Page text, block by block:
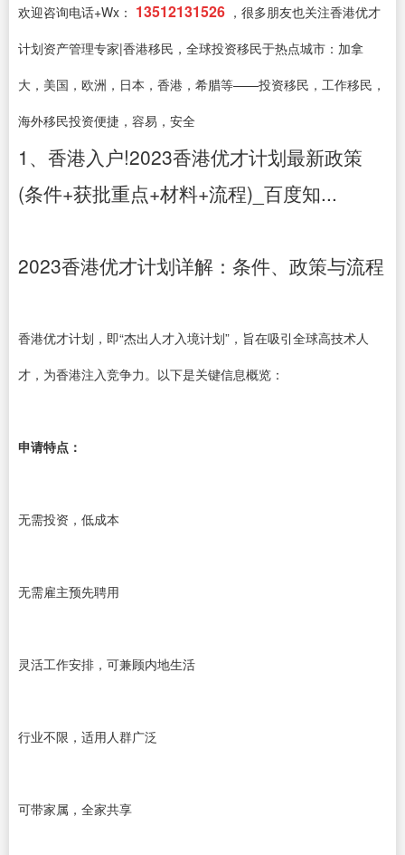
欢迎咨询电话+Wx： 13512131526 ，很多朋友也关注香港优才
计划资产管理专家|香港移民，全球投资移民于热点城市：加拿
大，美国，欧洲，日本，香港，希腊等——投资移民，工作移民，
海外移民投资便捷，容易，安全
1、香港入户!2023香港优才计划最新政策
(条件+获批重点+材料+流程)_百度知...
2023香港优才计划详解：条件、政策与流程
香港优才计划，即“杰出人才入境计划”，旨在吸引全球高技术人
才，为香港注入竞争力。以下是关键信息概览：
申请特点：
无需投资，低成本
无需雇主预先聘用
灵活工作安排，可兼顾内地生活
行业不限，适用人群广泛
可带家属，全家共享